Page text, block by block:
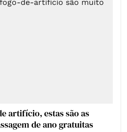
artifício, estas são as
de ano gratuitas